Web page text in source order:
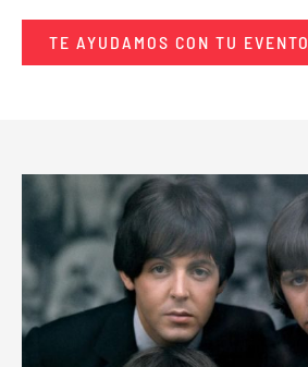
TE AYUDAMOS CON TU EVENTO